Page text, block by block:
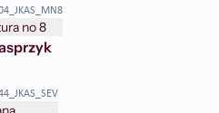
no 8